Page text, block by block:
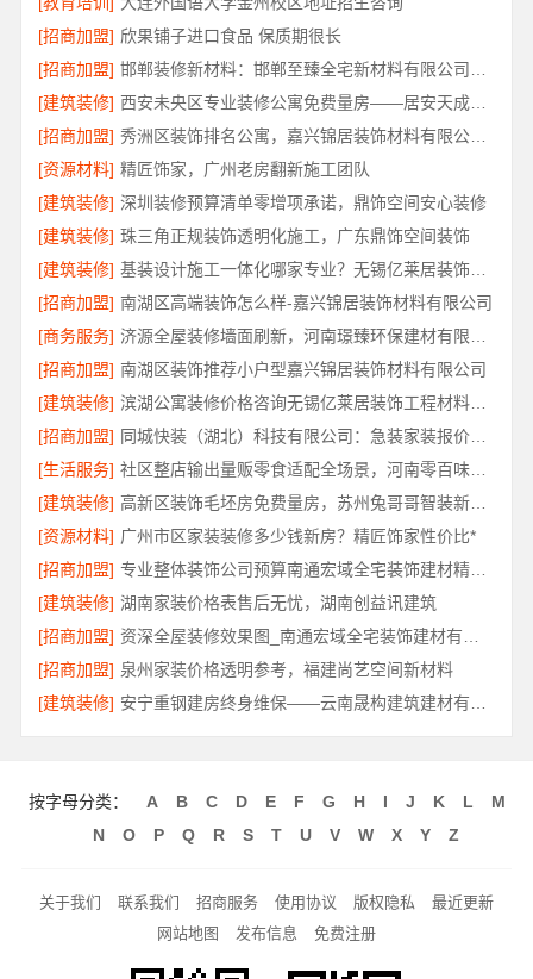
[招商加盟] 欣果铺子进口食品 保质期很长
[招商加盟]
[建筑装修]
西安未央区专业装修公寓免费量房——居安天成（西安）建筑工程有限责任公司
[招商加盟]
秀洲区装饰排名公寓，嘉兴锦居装饰材料有限公司品质交付
[资源材料] 精匠饰家，广州老房翻新施工团队
[建筑装修] 深圳装修预算清单零增项承诺，鼎饰空间安心装修
[建筑装修] 珠三角正规装饰透明化施工，广东鼎饰空间装饰
[建筑装修]
基装设计施工一体化哪家专业？无锡亿莱居装饰工程材料有限公司优选
[招商加盟] 南湖区高端装饰怎么样-嘉兴锦居装饰材料有限公司
[商务服务]
[招商加盟] 南湖区装饰推荐小户型嘉兴锦居装饰材料有限公司
[建筑装修]
滨湖公寓装修价格咨询无锡亿莱居装饰工程材料有限公司
[招商加盟]
同城快装（湖北）科技有限公司：急装家装报价省心透明无增项
[生活服务]
社区整店输出量贩零食适配全场景，河南零百味供应链有限公司扶持加盟
[建筑装修]
高新区装饰毛坯房免费量房，苏州兔哥哥智装新材料有限公司
[资源材料] 广州市区家装装修多少钱新房？精匠饰家性价比*
[招商加盟]
专业整体装饰公司预算南通宏域全宅装饰建材精准算
[建筑装修] 湖南家装价格表售后无忧，湖南创益讯建筑
[招商加盟]
[招商加盟] 泉州家装价格透明参考，福建尚艺空间新材料
[建筑装修]
按字母分类： A B C D E F G H I J K L
M
N
O P Q R S T U V W X Y Z
关于我们 联系我们 招商服务 使用协议 版权隐私
最近更新
网站地图
发布信息 免费注册